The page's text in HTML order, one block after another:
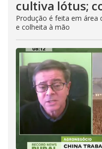
cultiva lótus;
Produção é feita em área
e colheita à mão